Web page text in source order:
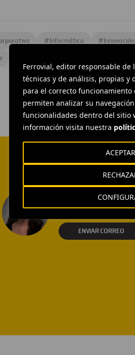
Ferrovial, editor responsable de
técnicas y de análisis, propias y
para el correcto funcionamiento
permiten analizar su
funcionalidades dentro del sitio
información visita nuestra
ACEPTAR
#Informática #Innovación
EXTERNAL
AND MEDIA RELATIONS
ENVIAR CORREO